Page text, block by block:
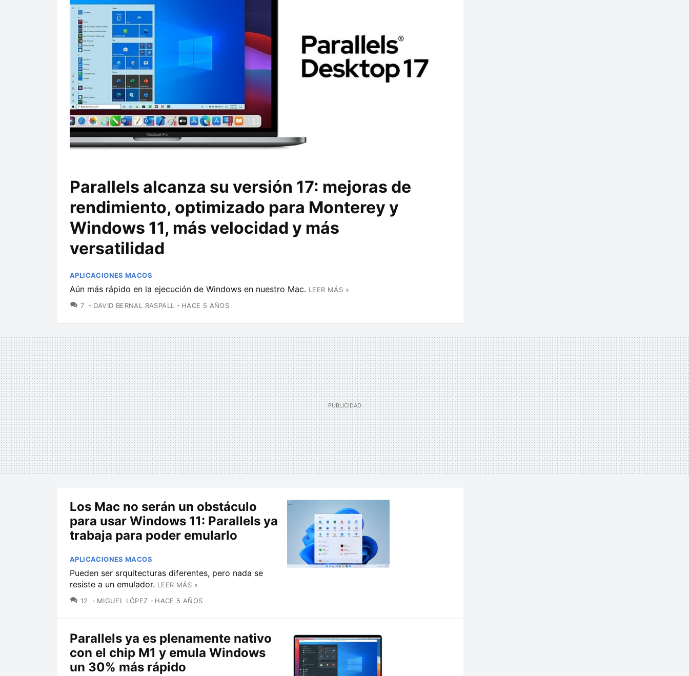
Parallels alcanza su versión 17: mejoras de
rendimiento, optimizado para Monterey y
Windows 11, más velocidad y más
versatilidad
APLICACIONES MACOS
Aún más rápido en la ejecución de Windows en nuestro Mac. LEER MÁS »
7 COMENTARIOS
DAVID BERNAL RASPALL HACE 5 AÑOS
Los Mac no serán un obstáculo
para usar Windows 11: Parallels ya
trabaja para poder emularlo
APLICACIONES MACOS
Pueden ser srquitecturas diferentes, pero nada se
resiste a un emulador. LEER MÁS »
12
COMENTARIOS
MIGUEL LÓPEZ HACE 5 AÑOS
Parallels ya es plenamente nativo
con el chip M1 y emula Windows
un 30% más rápido